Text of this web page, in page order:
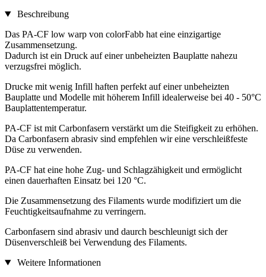
Beschreibung
Das PA-CF low warp von colorFabb hat eine einzigartige
Zusammensetzung.
Dadurch ist ein Druck auf einer unbeheizten Bauplatte nahezu
verzugsfrei möglich.
Drucke mit wenig Infill haften perfekt auf einer unbeheizten
Bauplatte und Modelle mit höherem Infill idealerweise bei 40 - 50°C
Bauplattentemperatur.
PA-CF ist mit Carbonfasern verstärkt um die Steifigkeit zu erhöhen.
Da Carbonfasern abrasiv sind empfehlen wir eine verschleißfeste
Düse zu verwenden.
PA-CF hat eine hohe Zug- und Schlagzähigkeit und ermöglicht
einen dauerhaften Einsatz bei 120 °C.
Die Zusammensetzung des Filaments wurde modifiziert um die
Feuchtigkeitsaufnahme zu verringern.
Carbonfasern sind abrasiv und daurch beschleunigt sich der
Düsenverschleiß bei Verwendung des Filaments.
Weitere Informationen